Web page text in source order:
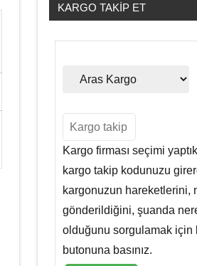
KARGO TAKIP ET
Kargo firması seçimi
kargo takip kodunuzu
kargonuzun hareketlerini,
gönderildiğini, şuanda
olduğunu sorgulamak için
butonuna basınız.